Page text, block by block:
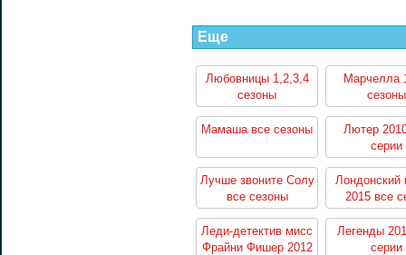
Еще
Любовницы 1,2,3,4
сезоны
Марчелла
сезоны
Мамаша все сезоны
Лютер
серии
Лучше звоните Солу
все сезоны
Лондонский
2015 все
Леди-детектив мисс
Фрайни Фишер 2012
Легенды
серии